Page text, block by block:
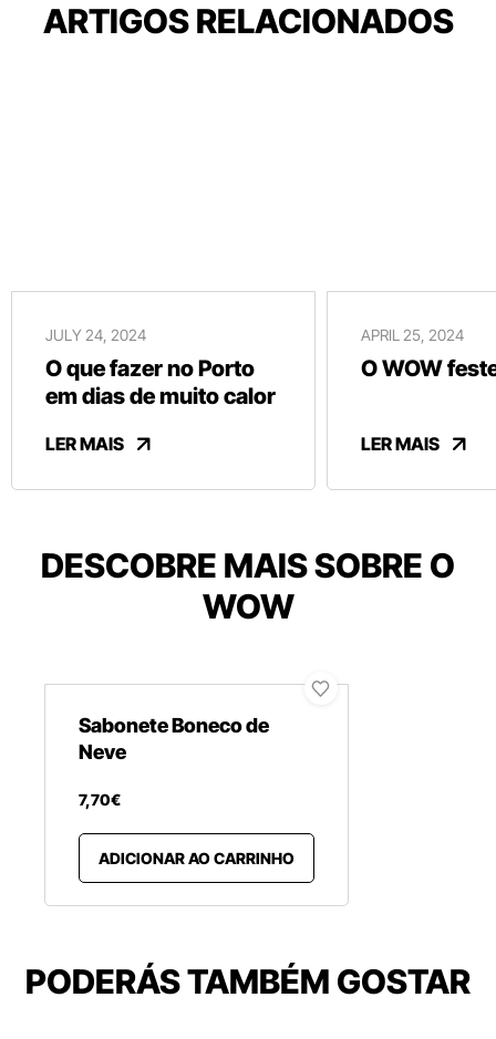
ARTIGOS RELACIONADOS
JULY 24, 2024
O que fazer no Porto
em dias de muito calor
LER MAIS
APRIL 25, 2024
O WOW
LER MAIS
DESCOBRE MAIS SOBRE O
WOW
Sabonete Boneco de
Neve
7,70€
ADICIONAR AO CARRINHO
PODERÁS TAMBÉM GOSTAR